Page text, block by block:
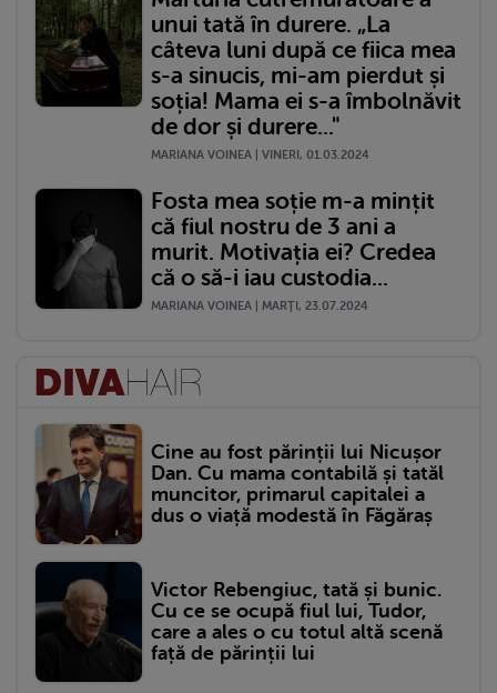
unui tată în durere. „La
câteva luni după ce fiica mea
s-a sinucis, mi-am pierdut și
soția! Mama ei s-a îmbolnăvit
de dor și durere..."
MARIANA VOINEA | VINERI, 01.03.2024
Fosta mea soție m-a mințit
că fiul nostru de 3 ani a
murit. Motivația ei? Credea
că o să-i iau custodia...
MARIANA VOINEA | MARŢI, 23.07.2024
Cine au fost părinții lui Nicușor
Dan. Cu mama contabilă și tatăl
muncitor, primarul capitalei a
dus o viață modestă în Făgăraș
Victor Rebengiuc, tată și bunic.
Cu ce se ocupă fiul lui, Tudor,
care a ales o cu totul altă scenă
față de părinții lui